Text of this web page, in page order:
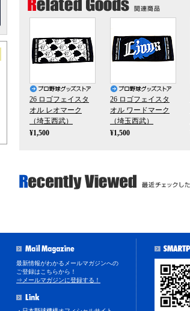
26 ロゴフェイスタ
オル レオマーク
（埼玉西武）
¥1,500
26 ロゴフェイスタ
オル ワードマーク
（埼玉西武）
¥1,500
最新情報がわかるメールマガジンへの
ご登録はこちらから！
⇒メールマガジンに登録する！